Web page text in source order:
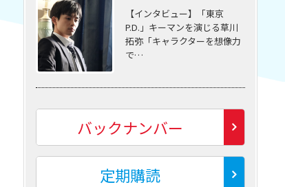
【インタビュー】「東京
P.D.」キーマンを演じる草川
拓弥「キャラクターを想像力
で…
バックナンバー
定期購読